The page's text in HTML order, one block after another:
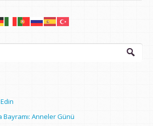
Anneler Günü